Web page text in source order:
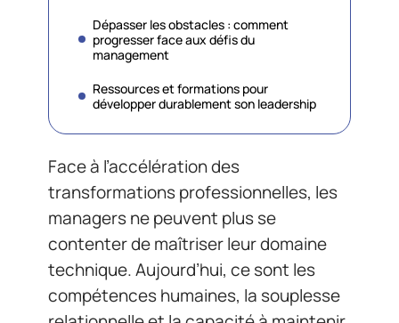
Dépasser les obstacles : comment
progresser face aux défis du
management
Ressources et formations pour
développer durablement son leadership
Face à l’accélération des
transformations professionnelles, les
managers ne peuvent plus se
contenter de maîtriser leur domaine
technique. Aujourd’hui, ce sont les
compétences humaines, la souplesse